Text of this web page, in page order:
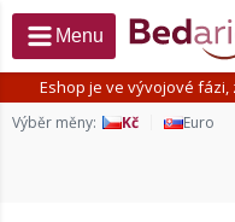
Eshop je ve vývojové
Výběr měny: Kč Euro
Menu